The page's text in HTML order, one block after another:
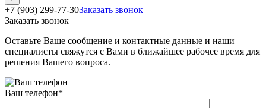
+7 (903) 299-77-30Заказать звонок
Заказать звонок
Оставьте Ваше сообщение и контактные данные и наши
специалисты свяжутся с Вами в ближайшее рабочее время для
решения Вашего вопроса.
Ваш телефон*